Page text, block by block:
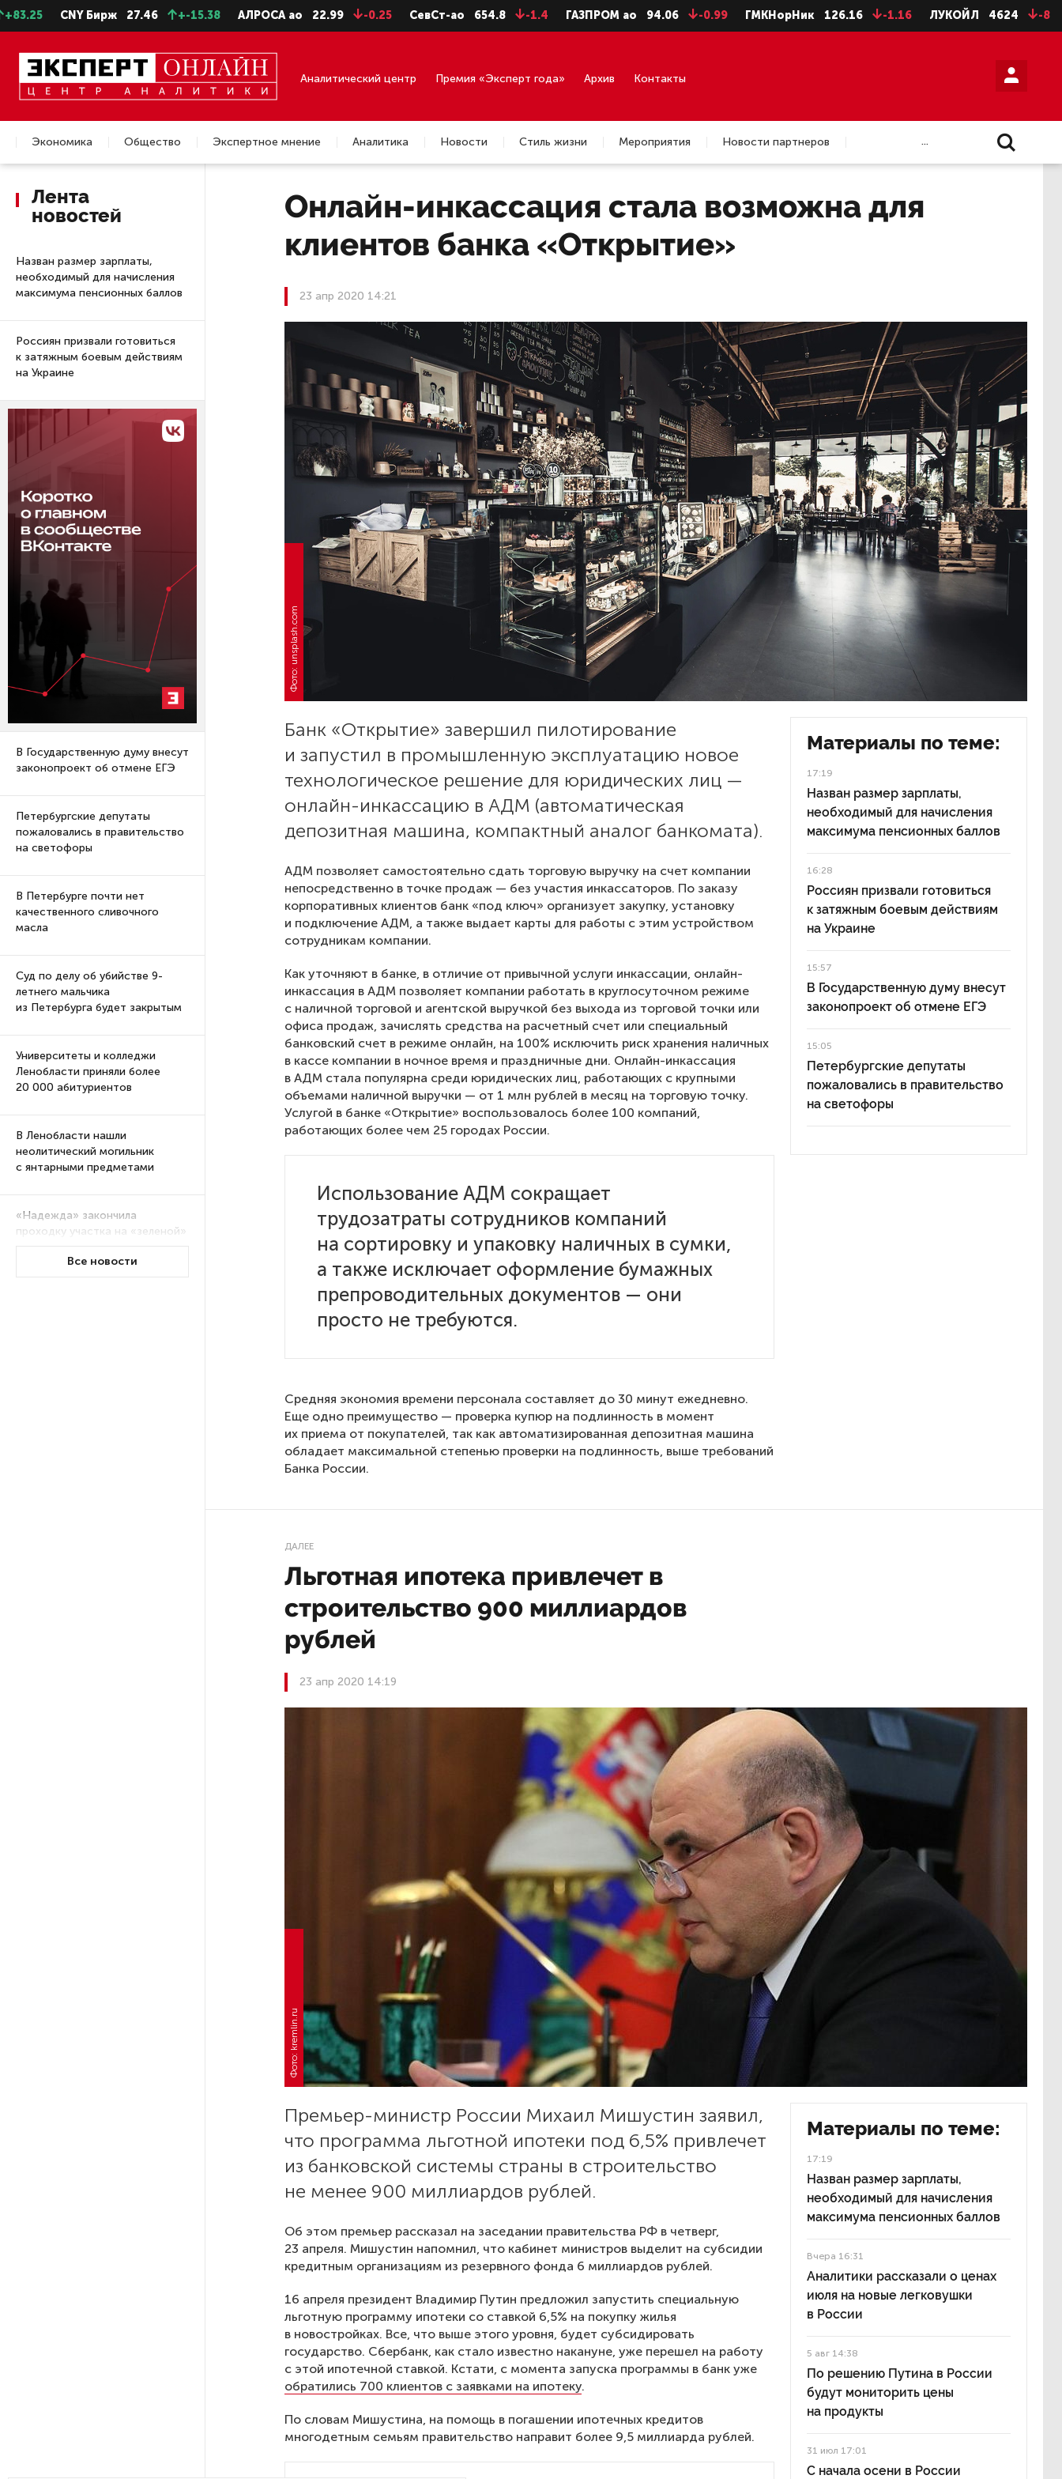
CNY Бирж 27.46 +-15.38 АЛРОСА ао 22.99 -0.25 СевСт-ао 654.8 -1.4 ГАЗПРОМ ао 94.06 -0.99 ГМКНорНик 126.16 -1.16 ЛУКОЙЛ 4624 -8 НЛМК
Аналитический центр Премия «Эксперт года» Архив Контакты
Экономика Общество Экспертное мнение Аналитика Новости Стиль жизни Мероприятия
Новости партнеров
Недвижимость
...
Лента
новостей
Назван размер зарплаты,
необходимый для начисления
максимума пенсионных баллов
Россиян призвали готовиться
к затяжным боевым действиям
на Украине
В Государственную думу внесут
законопроект об отмене ЕГЭ
Петербургские депутаты
пожаловались в правительство
на светофоры
В Петербурге почти нет
качественного сливочного
масла
Суд по делу об убийстве 9-
летнего мальчика
из Петербурга будет закрытым
Университеты и колледжи
Ленобласти приняли более
20 000 абитуриентов
В Ленобласти нашли
неолитический могильник
с янтарными предметами
«Надежда» закончила
проходку участка на «зеленой»
Все новости
Онлайн-инкассация стала возможна для
клиентов банка «Открытие»
23 апр 2020 14:21
Фото: unsplash.com
Банк «Открытие» завершил пилотирование
и запустил в промышленную эксплуатацию новое
технологическое решение для юридических лиц —
онлайн-инкассацию в АДМ (автоматическая
депозитная машина, компактный аналог банкомата).
АДМ позволяет самостоятельно сдать торговую выручку на счет компании
непосредственно в точке продаж — без участия инкассаторов. По заказу
корпоративных клиентов банк «под ключ» организует закупку, установку
и подключение АДМ, а также выдает карты для работы с этим устройством
сотрудникам компании.
Как уточняют в банке, в отличие от привычной услуги инкассации, онлайн-
инкассация в АДМ позволяет компании работать в круглосуточном режиме
с наличной торговой и агентской выручкой без выхода из торговой точки или
офиса продаж, зачислять средства на расчетный счет или специальный
банковский счет в режиме онлайн, на 100% исключить риск хранения наличных
в кассе компании в ночное время и праздничные дни. Онлайн-инкассация
в АДМ стала популярна среди юридических лиц, работающих с крупными
объемами наличной выручки — от 1 млн рублей в месяц на торговую точку.
Услугой в банке «Открытие» воспользовалось более 100 компаний,
работающих более чем 25 городах России.
Использование АДМ сокращает
трудозатраты сотрудников компаний
на сортировку и упаковку наличных в сумки,
а также исключает оформление бумажных
препроводительных документов — они
просто не требуются.
Средняя экономия времени персонала составляет до 30 минут ежедневно.
Еще одно преимущество — проверка купюр на подлинность в момент
их приема от покупателей, так как автоматизированная депозитная машина
обладает максимальной степенью проверки на подлинность, выше требований
Банка России.
Материалы по теме:
17:19
Назван размер зарплаты,
необходимый для начисления
максимума пенсионных баллов
16:28
Россиян призвали готовиться
к затяжным боевым действиям
на Украине
15:57
В Государственную думу внесут
законопроект об отмене ЕГЭ
15:05
Петербургские депутаты
пожаловались в правительство
на светофоры
ДАЛЕЕ
Льготная ипотека привлечет в
строительство 900 миллиардов
рублей
23 апр 2020 14:19
Фото: kremlin.ru
Премьер-министр России Михаил Мишустин заявил,
что программа льготной ипотеки под 6,5% привлечет
из банковской системы страны в строительство
не менее 900 миллиардов рублей.
Об этом премьер рассказал на заседании правительства РФ в четверг,
23 апреля. Мишустин напомнил, что кабинет министров выделит на субсидии
кредитным организациям из резервного фонда 6 миллиардов рублей.
16 апреля президент Владимир Путин предложил запустить специальную
льготную программу ипотеки со ставкой 6,5% на покупку жилья
в новостройках. Все, что выше этого уровня, будет субсидировать
государство. Сбербанк, как стало известно накануне, уже перешел на работу
с этой ипотечной ставкой. Кстати, с момента запуска программы в банк уже
обратились 700 клиентов с заявками на ипотеку.
По словам Мишустина, на помощь в погашении ипотечных кредитов
многодетным семьям правительство направит более 9,5 миллиарда рублей.
Материалы по теме:
17:19
Назван размер зарплаты,
необходимый для начисления
максимума пенсионных баллов
Вчера 16:31
Аналитики рассказали о ценах
июля на новые легковушки
в России
5 авг 14:38
По решению Путина в России
будут мониторить цены
на продукты
31 июл 17:01
С начала осени в России